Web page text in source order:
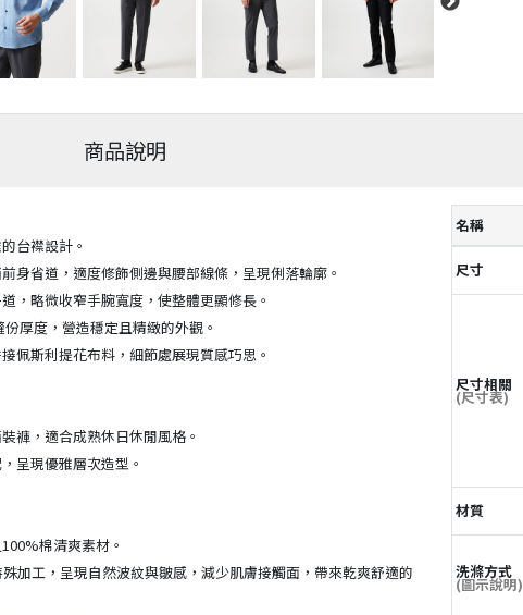
商品說明
台襟設計。
身省道，適度修飾側邊與腰部線條，呈現俐落輪廓。
，略微收窄手腕寬度，使整體更顯修長。
厚度，營造穩定且精緻的外觀。
佩斯利提花布料，細節處展現質感巧思。
褲，適合成熟休日休閒風格。
呈現優雅層次造型。
棉清爽素材。
加工，呈現自然波紋與皺感，減少肌膚接觸面，帶來乾爽舒適的
名稱
尺寸
尺寸相關
(尺寸表)
材質
洗滌方式
(圖示說明)